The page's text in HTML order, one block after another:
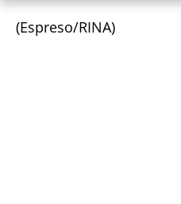
(Espreso/RINA)